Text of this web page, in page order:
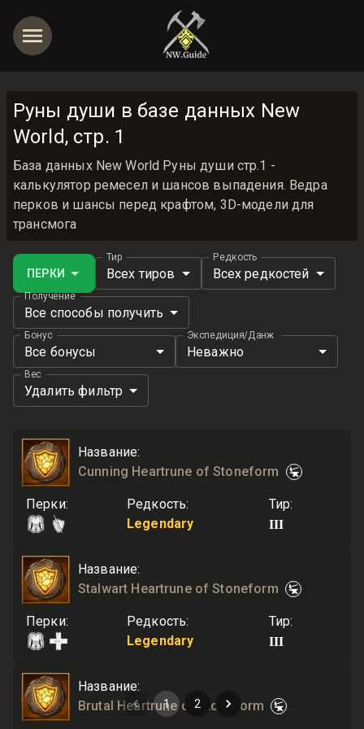
Руны души в базе данных New
World, стр. 1
База данных New World Руны души стр.1 -
калькулятор ремесел и шансов выпадения. Ведра
перков и шансы перед крафтом, 3D-модели для
трансмога
ПЕРКИ
Тир
Всех тиров
Редкость
Всех редкостей
Получение
Все способы получить
Бонус
Все бонусы
Экспедиция/Данж
Неважно
Вес
Удалить фильтр
Название:
Cunning Heartrune of Stoneform
Перки: Редкость:
Legendary
Тир:
III
Название:
Stalwart Heartrune of Stoneform
Перки: Редкость:
Legendary
Тир:
III
Название:
Brutal Heartrune of Stoneform
1 2